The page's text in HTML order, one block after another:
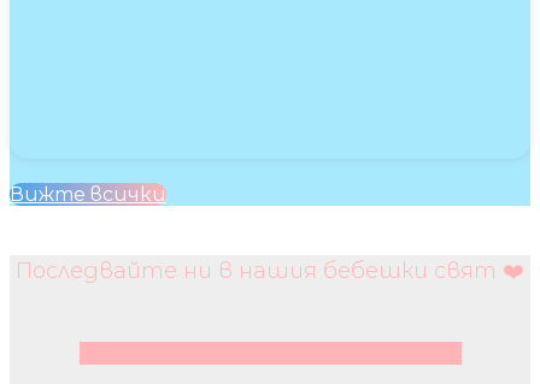
Вижте всички
Последвайте ни в нашия бебешки свят ❤️